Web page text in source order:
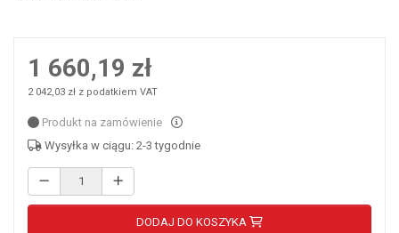
1 660,19 zł
2 042,03 zł z podatkiem VAT
Produkt na zamówienie
Wysyłka w ciągu: 2-3 tygodnie
DODAJ DO KOSZYKA